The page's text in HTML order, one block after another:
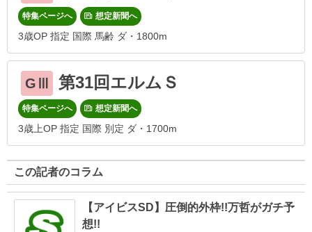
特集ページへ 想定新聞へ
3歳OP 指定 国際 馬齢 ダ・1800m
GⅢ 第31回エルムＳ
特集ページへ 想定新聞へ
3歳上OP 指定 国際 別定 ダ・1700m
この記者のコラム
【アイビスSD】圧倒的外枠!!万哲がガチ予
想!!